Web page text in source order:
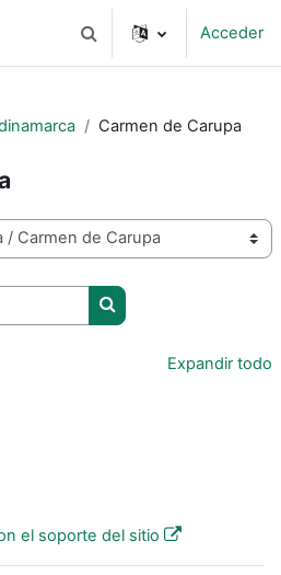
Selector de búsqueda de
Acceder
Carmen de Carupa
Buscar cursos
Expandir todo
el soporte del sitio